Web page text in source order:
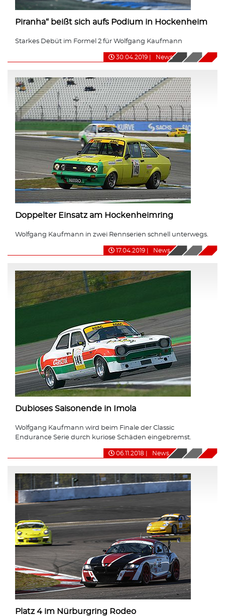
Piranha“ beißt sich aufs Podium in Hockenheim
Starkes Debüt im Formel 2 für Wolfgang Kaufmann
30.04.2019 News
Doppelter Einsatz am Hockenheimring
Wolfgang Kaufmann in zwei Rennserien schnell unterwegs.
17.04.2019 News
Dubioses Saisonende in Imola
Wolfgang Kaufmann wird beim Finale der Classic
Endurance Serie durch kuriose Schäden eingebremst.
06.11.2018 News
Platz 4 im Nürburgring Rodeo